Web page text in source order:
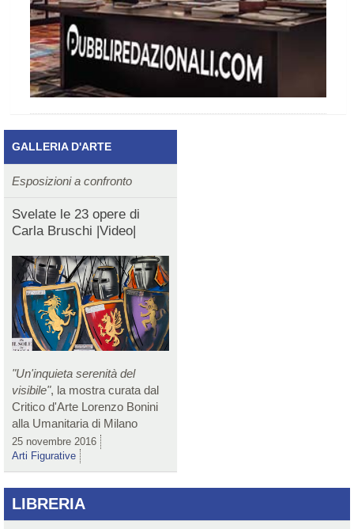
GALLERIA D'ARTE
Esposizioni a confronto
Svelate le 23 opere di
Carla Bruschi |Video|
"Un'inquieta serenità del
visibile", la mostra curata dal
Critico d'Arte Lorenzo Bonini
alla Umanitaria di Milano
25 novembre 2016
Arti Figurative
LIBRERIA